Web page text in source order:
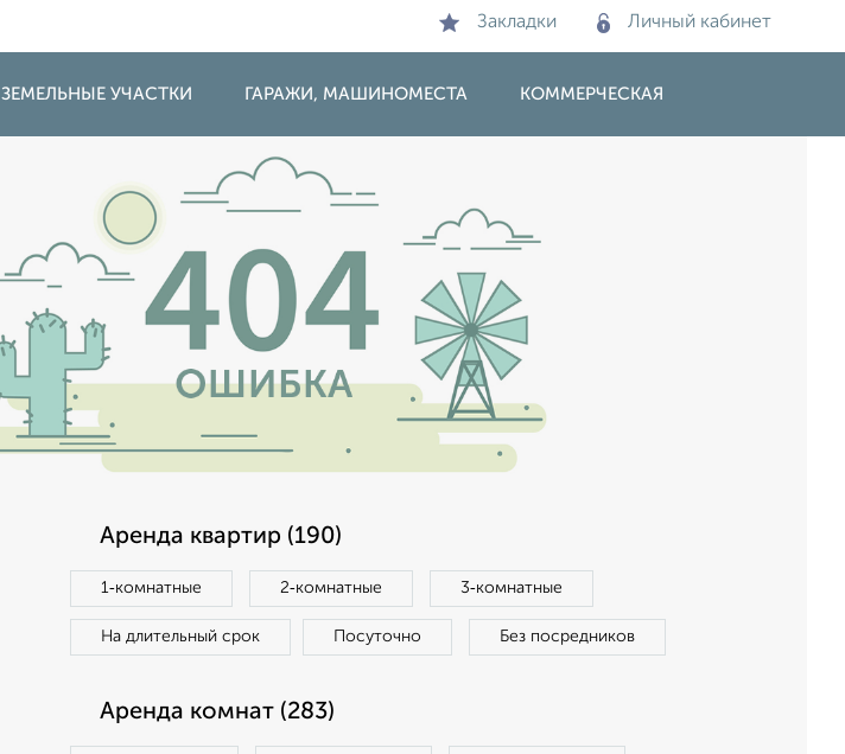
Закладки Личный кабинет
ЗЕМЕЛЬНЫЕ УЧАСТКИ ГАРАЖИ, МАШИНОМЕСТА КОММЕРЧЕСКАЯ
Аренда квартир (190)
1‑комнатные 2‑комнатные 3‑комнатные
На длительный срок Посуточно Без посредников
Аренда комнат (283)